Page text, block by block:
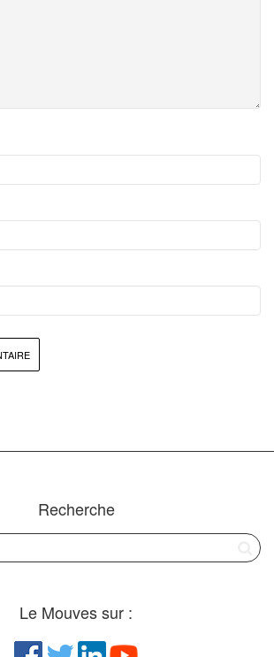
Recherche
Le Mouves sur :